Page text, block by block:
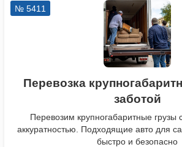
№ 5411
Перевозка
заботой
Перевозим крупногабаритные грузы
аккуратностью. Подходящие авто для
быстро и безопасно